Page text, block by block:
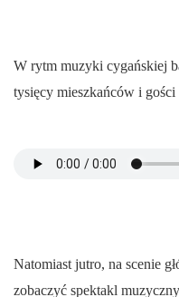
W rytm muzyki cygańskiej
tysięcy mieszkańców i
Natomiast jutro, na scenie
zobaczyć spektakl